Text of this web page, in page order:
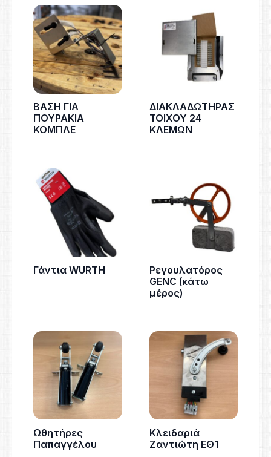
ΒΑΣΗ ΓΙΑ
ΠΟΥΡΑΚΙΑ
ΚΟΜΠΛΕ
ΔΙΑΚΛΑΔΩΤΗΡΑΣ
ΤΟΙΧΟΥ 24
ΚΛΕΜΩΝ
Γάντια WURTH
Ρεγουλατόρος
GENC (κάτω
μέρος)
Ωθητήρες
Παπαγγέλου
Κλειδαριά
Ζαντιώτη ΕΘ1